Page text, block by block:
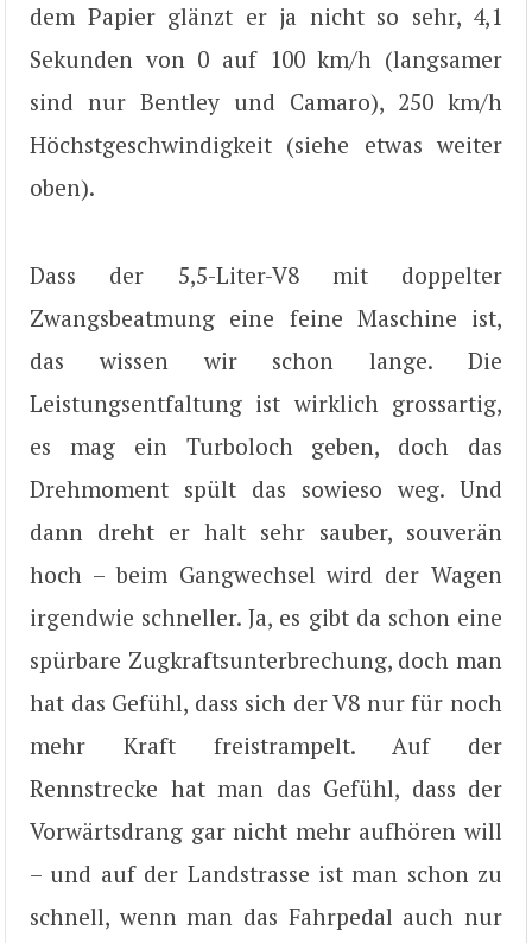
dem Papier glänzt er ja nicht so sehr, 4,1
Sekunden von 0 auf 100 km/h (langsamer
sind nur Bentley und Camaro), 250 km/h
Höchstgeschwindigkeit (siehe etwas weiter
oben).
Dass der 5,5-Liter-V8 mit doppelter
Zwangsbeatmung eine feine Maschine ist,
das wissen wir schon lange. Die
Leistungsentfaltung ist wirklich grossartig,
es mag ein Turboloch geben, doch das
Drehmoment spült das sowieso weg. Und
dann dreht er halt sehr sauber, souverän
hoch – beim Gangwechsel wird der Wagen
irgendwie schneller. Ja, es gibt da schon eine
spürbare Zugkraftsunterbrechung, doch man
hat das Gefühl, dass sich der V8 nur für noch
mehr Kraft freistrampelt. Auf der
Rennstrecke hat man das Gefühl, dass der
Vorwärtsdrang gar nicht mehr aufhören will
– und auf der Landstrasse ist man schon zu
schnell, wenn man das Fahrpedal auch nur